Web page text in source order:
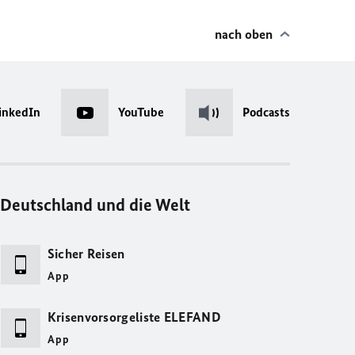
nach oben
YouTube Podcasts
Deutschland und die Welt
Sicher Reisen
App
Krisenvorsorgeliste ELEFAND
App